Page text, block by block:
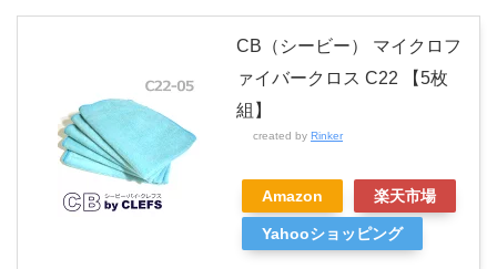
CB（シービー） マイクロフ
ァイバークロス C22 【5枚
組】
created by Rinker
Amazon 楽天市場
Yahooショッピング